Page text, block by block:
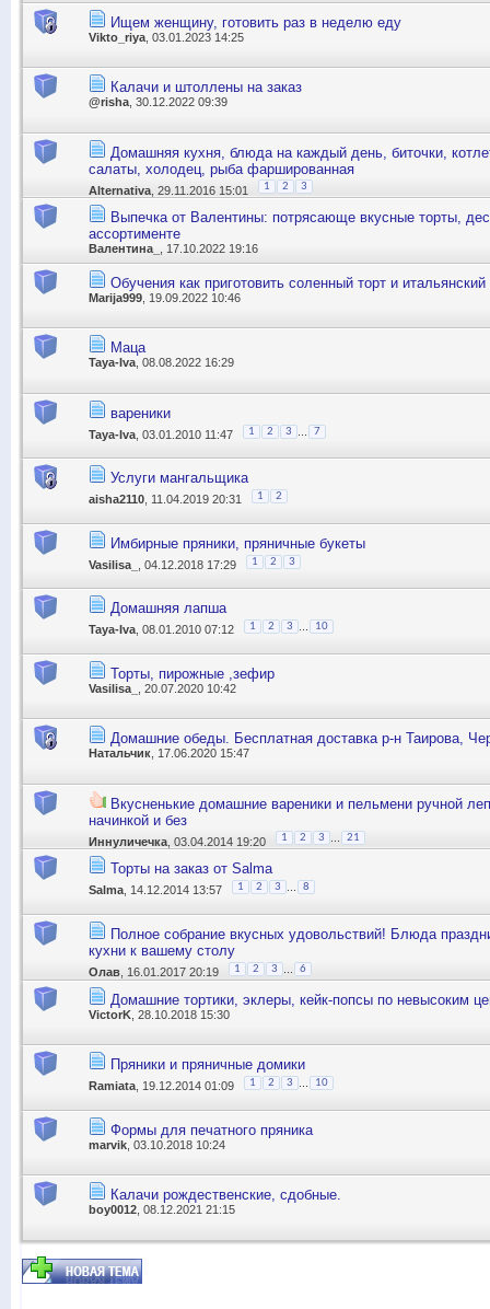
Ищем женщину, готовить раз в неделю еду
Vikto_riya , 03.01.2023 14:25
Калачи и штоллены на заказ
@risha , 30.12.2022 09:39
Домашняя кухня, блюда на каждый день, биточки,
салаты, холодец, рыба фаршированная
Alternativa , 29.11.2016 15:01 1 2 3
Выпечка от Валентины: потрясающе вкусные торты,
ассортименте
Валентина_ , 17.10.2022 19:16
Обучения как приготовить соленный торт и
Marija999 , 19.09.2022 10:46
Маца
Taya-Iva, 08.08.2022 16:29
вареники
Taya-Iva , 03.01.2010 11:47 1 2 3 7
Услуги мангальщика
aisha2110 , 11.04.2019 20:31 1 2
Имбирные пряники, пряничные букеты
Vasilisa_ , 04.12.2018 17:29 1 2 3
Домашняя лапша
Taya-Iva , 08.01.2010 07:12 1 2 3 10
Торты, пирожные ,зефир
Vasilisa_ , 20.07.2020 10:42
Домашние обеды. Бесплатная доставка р-н Таирова,
Натальчик , 17.06.2020 15:47
Вкусненькие домашние вареники и пельмени ручной
начинкой и без
Иннуличечка , 03.04.2014 19:20 1 2 3 ... 21
Торты на заказ от Salma
Salma , 14.12.2014 13:57 1 2 3 8
Полное собрание вкусных удовольствий! Блюда
кухни к вашему столу
Олав , 16.01.2017 20:19 1 2 3 6
Домашние тортики, эклеры, кейк-попсы по невысоким
VictorK , 28.10.2018 15:30
Пряники и пряничные домики
Ramiata , 19.12.2014 01:09 1 2 3 10
Формы для печатного пряника
marvik , 03.10.2018 10:24
Калачи рождественские, сдобные.
boy0012 , 08.12.2021 21:15